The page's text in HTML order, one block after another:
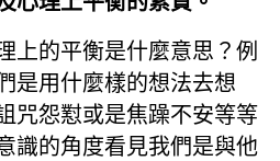
上的平衡是什麼意思？例
是用什麼樣的想法去想
咒怨懟或是焦躁不安等等
識的角度看見我們是與他